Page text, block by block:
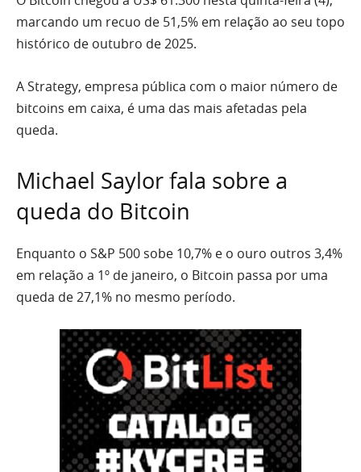
marcando um recuo de 51,5% em relação ao seu topo
histórico de outubro de 2025.
A Strategy, empresa pública com o maior número de
bitcoins em caixa, é uma das mais afetadas pela
queda.
Michael Saylor fala sobre a
queda do Bitcoin
Enquanto o S&P 500 sobe 10,7% e o ouro outros 3,4%
em relação a 1º de janeiro, o Bitcoin passa por uma
queda de 27,1% no mesmo período.